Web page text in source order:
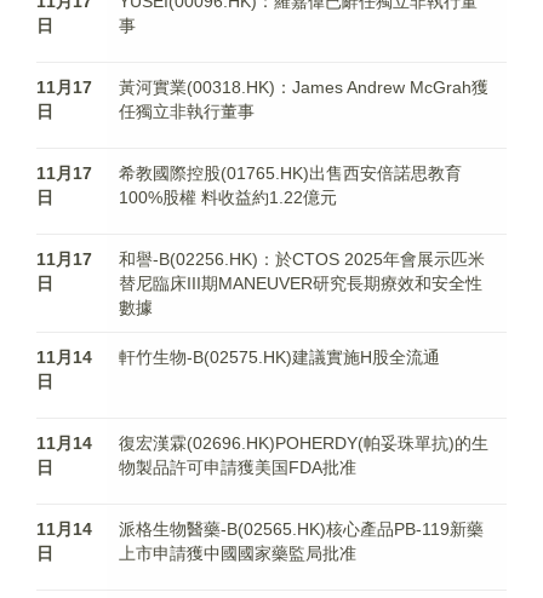
日
事
11月17
日
黃河實業(00318.HK)：James Andrew McGrah獲
任獨立非執行董事
11月17
日
希教國際控股(01765.HK)出售西安倍諾思教育
100%股權 料收益約1.22億元
11月17
日
和譽-B(02256.HK)：於CTOS 2025年會展示匹米
替尼臨床III期MANEUVER研究長期療效和安全性
數據
11月14
日
軒竹生物-B(02575.HK)建議實施H股全流通
11月14
日
復宏漢霖(02696.HK)POHERDY(帕妥珠單抗)的生
物製品許可申請獲美国FDA批准
11月14
日
派格生物醫藥-B(02565.HK)核心產品PB-119新藥
上市申請獲中國國家藥監局批准